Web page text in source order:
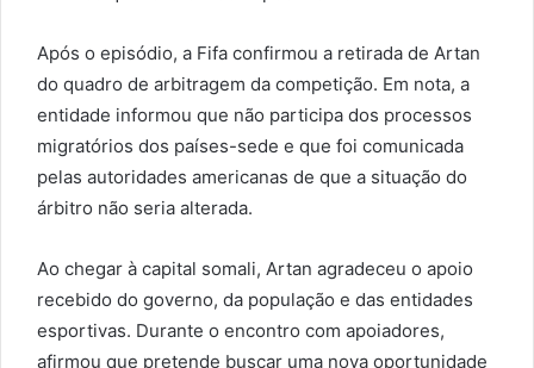
Após o episódio, a Fifa confirmou a retirada de Artan
do quadro de arbitragem da competição. Em nota, a
entidade informou que não participa dos processos
migratórios dos países-sede e que foi comunicada
pelas autoridades americanas de que a situação do
árbitro não seria alterada.
Ao chegar à capital somali, Artan agradeceu o apoio
recebido do governo, da população e das entidades
esportivas. Durante o encontro com apoiadores,
afirmou que pretende buscar uma nova oportunidade